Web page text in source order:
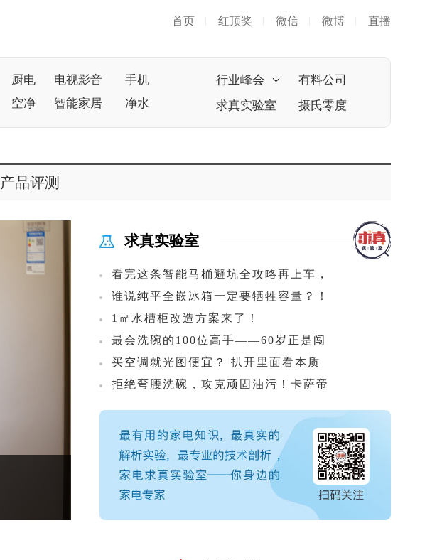
首页 红顶奖 微信 微博 直播
厨电 电视影音
手机
空净 智能家居 净水
行业峰会
有料公司
求真实验室
摄氏零度
产品评测
2026冰箱市场开局承压，拐点与机会点在哪？
求真实验室
看完这条智能马桶避坑全攻略再上车，
谁说纯平全嵌冰箱一定要牺牲容量？！
1㎡水槽柜改造方案来了！
最会洗碗的100位高手——60岁正是闯
买空调就光图便宜？ 扒开里面看本质
拒绝弯腰洗碗，攻克顽固油污！卡萨帝